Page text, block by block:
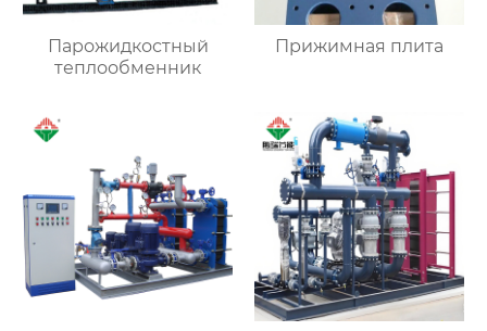
Парожидкостный
теплообменник
Прижимная плита